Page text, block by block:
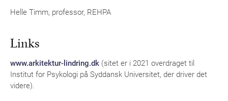
Helle Timm, professor, REHPA
Links
www.arkitektur-lindring.dk (sitet er i 2021 overdraget til
Institut for Psykologi på Syddansk Universitet, der driver det
videre).